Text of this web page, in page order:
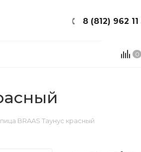
8 (812) 962 11
0
BRAAS Таунус красный